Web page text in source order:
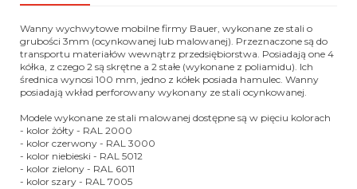
Wanny wychwytowe mobilne firmy Bauer, wykonane ze stali o
grubości 3mm (ocynkowanej lub malowanej). Przeznaczone są do
transportu materiałów wewnątrz przedsiębiorstwa. Posiadają one 4
kółka, z czego 2 są skrętne a 2 stałe (wykonane z poliamidu). Ich
średnica wynosi 100 mm, jedno z kółek posiada hamulec. Wanny
posiadają wkład perforowany wykonany ze stali ocynkowanej.
Modele wykonane ze stali malowanej dostępne są w pięciu kolorach
- kolor żółty - RAL 2000
- kolor czerwony - RAL 3000
- kolor niebieski - RAL 5012
- kolor zielony - RAL 6011
- kolor szary - RAL 7005